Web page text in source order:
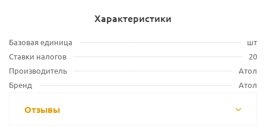
Характеристики
Базовая единица
шт
Ставки налогов
20
Производитель
Атол
Бренд
Атол
Отзывы